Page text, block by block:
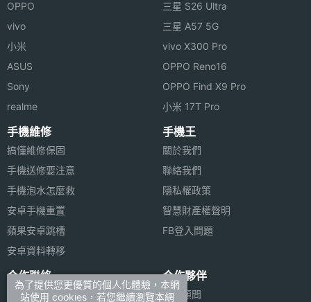
OPPO
vivo
小米
ASUS
Sony
realme
三星 S26 Ultra
三星 A57 5G
vivo X300 Pro
OPPO Reno16
OPPO Find X9 Pro
小米 17T Pro
手機維修
搞懂維修保固
手機送修要注意
手機泡水怎麼救
安卓手機重置
蘋果安卓跳槽
安卓資料轉移
手機王
關於我們
聯絡我們
隱私權政策
智慧財產權聲明
FB登入問題
合作聯絡
廣告刊登
合作夥伴
法律顧問
為了提供您更優質的個人化體驗，本網
站使用 cookies，若您繼續瀏覽本網